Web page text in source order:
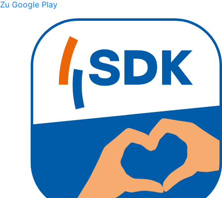
Zu Google Play